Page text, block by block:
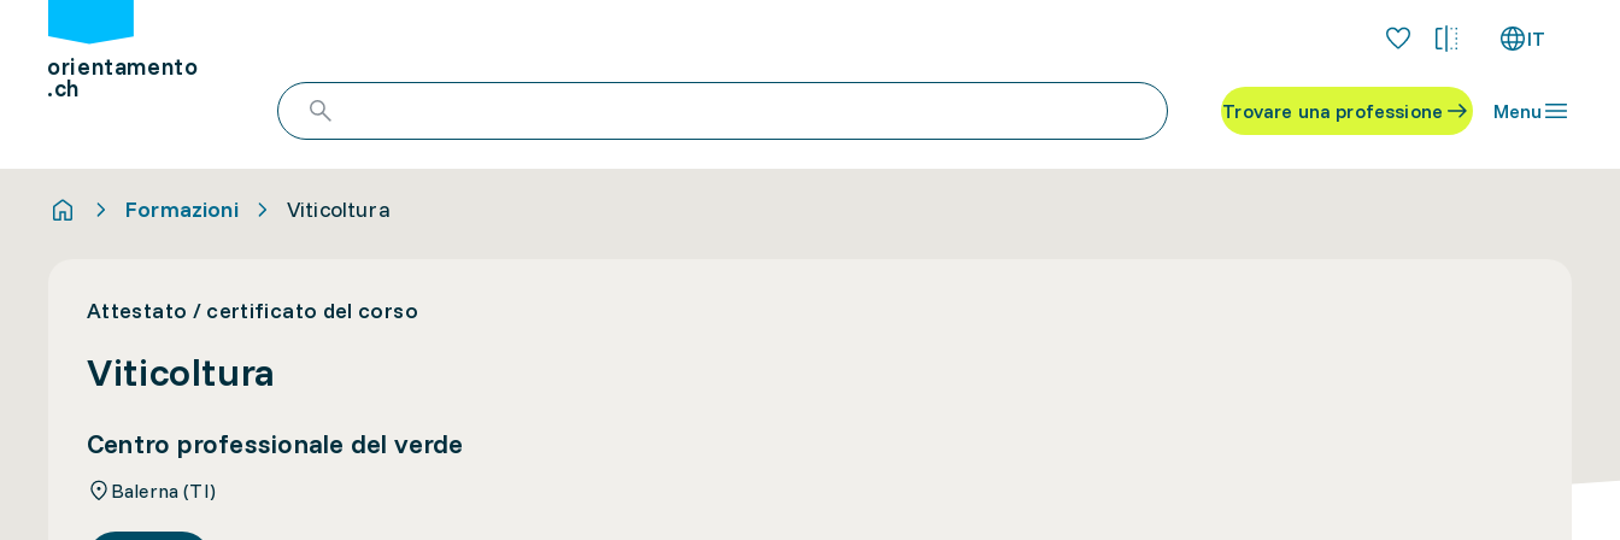
orientamento
.ch
IT
Trovare una professione Menu
Formazioni Viticoltura
Attestato / certificato del corso
Viticoltura
Centro professionale del verde
Balerna (TI)